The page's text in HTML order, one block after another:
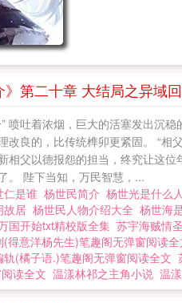
》第二十章 大结局之异域
喷吐着浓烟，巨大的活塞发出沉
改良的，比传统榫卯更紧固。 “相
相父以德报怨的担当，终究让这
。 陛下当知，万民智慧，...
仁是谁 杨世民简介 杨世光是什么
故居 杨世民人物介绍大全 杨世海
国开始txt精校版全集 苏宇海贼情
得意洋杨先生)笔趣阁无弹窗阅读全
轨(橘子语.)笔趣阁无弹窗阅读全文
读全文 温漾林祁之主角小说 温